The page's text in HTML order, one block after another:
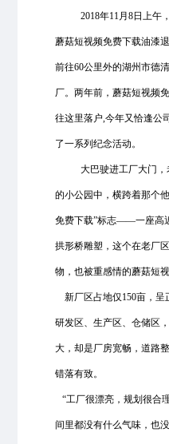
2018年11月8日上午
蘑菇短视频免费下载油漆
前往60公里外的湖州市德
厂。两年前，蘑菇短视频
往这里落户,今年又恰逢公
了一系列纪念活动。
大巴驶进工厂大门
的小公园中，横跨着那个
免费下载”标志——一座高
拱形桥雕塑，这个在老厂
物，也被重感情的蘑菇短
新厂区占地仅150亩，呈
研发区、生产区、仓储区
大，却是厂房宽畅，道路
错落有致。
“工厂很漂亮，规划很合
间里都没有什么气味，也